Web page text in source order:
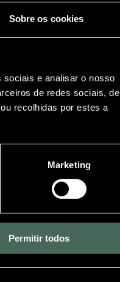
Sobre os cookies
sociais e analisar o nosso
de redes sociais, de
recolhidas por estes a
Marketing
Permitir todos